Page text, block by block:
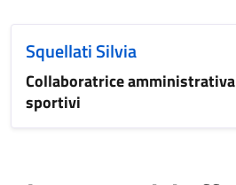
Squellati Silvia
Collaboratrice
sportivi